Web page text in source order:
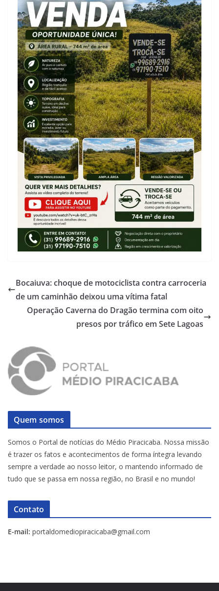
Bocaiuva: choque de motociclista contra carroceria
de um caminhão deixou uma vítima fatal
Operação Caverna do Dragão termina com oito
presos por tráfico em Sete Lagoas
Quem somos
Somos o Portal de notícias do Médio Piracicaba. Nossa missão
é trazer os fatos e acontecimentos de forma íntegra levando
sempre a verdade ao nosso leitor, o mantendo informado de
tudo que se passa em nossa região, no Brasil e no mundo!
Contato
E-mail: portaldomediopiracicaba@gmail.com